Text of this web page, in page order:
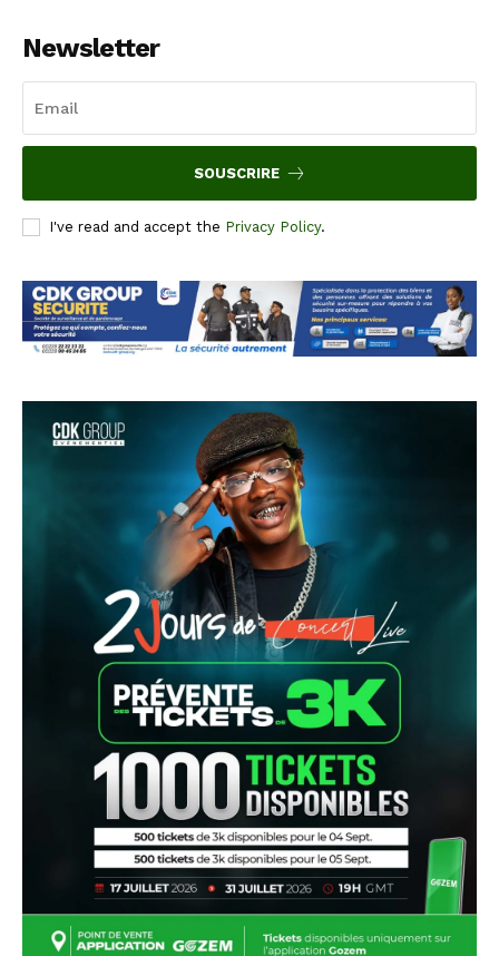
Newsletter
SOUSCRIRE
I've read and accept the Privacy Policy.